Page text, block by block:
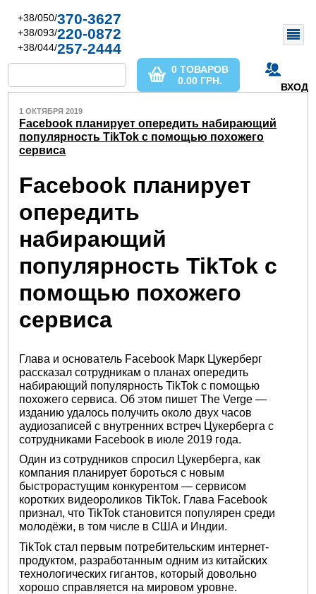
+38/050/370-3627
+38/093/220-0872
+38/044/257-2444
ВХОД
0 ТОВАРОВ
0.00 ГРН.
1 ОКТЯБРЯ 2019
Facebook планирует опередить набирающий
популярность TikTok с помощью похожего
сервиса
Facebook планирует
опередить
набирающий
популярность TikTok с
помощью похожего
сервиса
Глава и основатель Facebook Марк Цукерберг
рассказал сотрудникам о планах опередить
набирающий популярность TikTok с помощью
похожего сервиса. Об этом пишет The Verge —
изданию удалось получить около двух часов
аудиозаписей с внутренних встреч Цукерберга с
сотрудниками Facebook в июле 2019 года.
Один из сотрудников спросил Цукерберга, как
компания планирует бороться с новым
быстрорастущим конкурентом — сервисом
коротких видеороликов TikTok. Глава Facebook
признал, что TikTok становится популярен среди
молодёжи, в том числе в США и Индии.
TikTok стал первым потребительским интернет-
продуктом, разработанным одним из китайских
технологических гигантов, который довольно
хорошо справляется на мировом уровне.